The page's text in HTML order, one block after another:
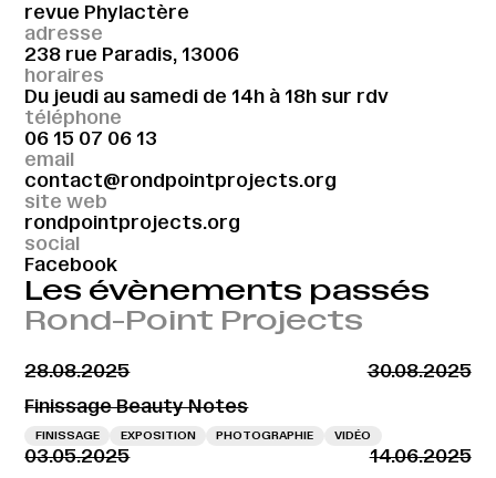
adresse
238 rue Paradis, 13006
horaires
Du jeudi au samedi de 14h à 18h sur rdv
téléphone
06 15 07 06 13
email
contact@rondpointprojects.org
site web
rondpointprojects.org
social
Facebook
revue Phylactère
Les évènements passés
Rond-Point Projects
28.08.2025
30.08.2025
Finissage Beauty Notes
FINISSAGE EXPOSITION PHOTOGRAPHIE VIDÉO
03.05.2025
14.06.2025